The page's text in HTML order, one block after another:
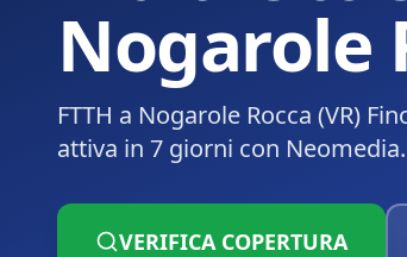
Nogarole
FTTH a Nogarole Rocca (VR)
attiva in 7 giorni con Neomedia.
VERIFICA COPERTURA